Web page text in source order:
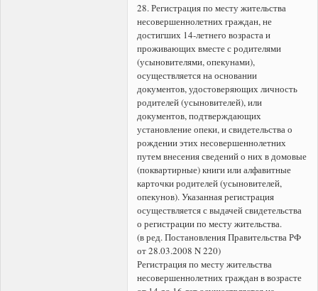
28. Регистрация по месту жительства
несовершеннолетних граждан, не
достигших 14-летнего возраста и
проживающих вместе с родителями
(усыновителями, опекунами),
осуществляется на основании
документов, удостоверяющих личность
родителей (усыновителей), или
документов, подтверждающих
установление опеки, и свидетельства о
рождении этих несовершеннолетних
путем внесения сведений о них в домовые
(поквартирные) книги или алфавитные
карточки родителей (усыновителей,
опекунов). Указанная регистрация
осуществляется с выдачей свидетельства
о регистрации по месту жительства.
(в ред. Постановления Правительства РФ
от 28.03.2008 N 220)
Регистрация по месту жительства
несовершеннолетних граждан в возрасте